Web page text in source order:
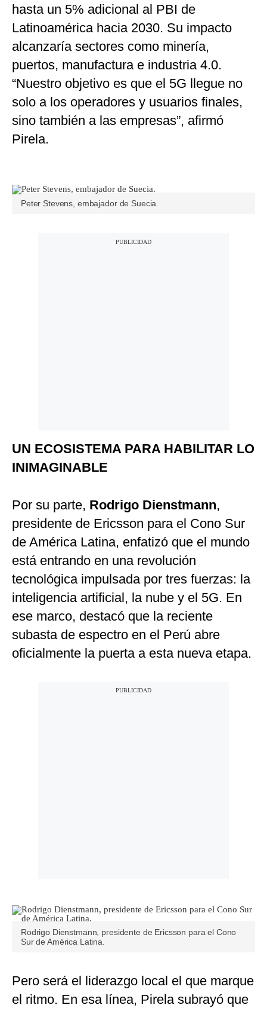
hasta un 5% adicional al PBI de
Latinoamérica hacia 2030. Su impacto
alcanzaría sectores como minería,
puertos, manufactura e industria 4.0.
“Nuestro objetivo es que el 5G llegue no
solo a los operadores y usuarios finales,
sino también a las empresas”, afirmó
Pirela.
Peter Stevens, embajador de Suecia.
UN ECOSISTEMA PARA HABILITAR LO
INIMAGINABLE
Por su parte, Rodrigo Dienstmann,
presidente de Ericsson para el Cono Sur
de América Latina, enfatizó que el mundo
está entrando en una revolución
tecnológica impulsada por tres fuerzas: la
inteligencia artificial, la nube y el 5G. En
ese marco, destacó que la reciente
subasta de espectro en el Perú abre
oficialmente la puerta a esta nueva etapa.
Rodrigo Dienstmann, presidente de Ericsson para el Cono
Sur de América Latina.
Pero será el liderazgo local el que marque
el ritmo. En esa línea, Pirela subrayó que